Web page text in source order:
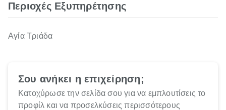
Περιοχές Εξυπηρέτησης
Αγία Τριάδα
Σου ανήκει η επιχείρηση;
Κατοχύρωσε την σελίδα σου για να εμπλουτίσεις το
προφίλ και να προσελκύσεις περισσότερους